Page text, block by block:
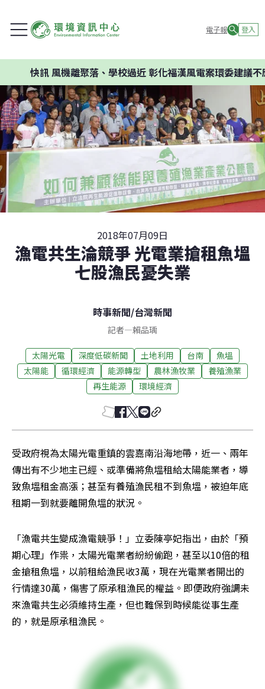
電子報 登入
風機離聚落、學校過近 彰化福漢風電案環委建議不應開發
2018年07月09日
漁電共生淪競爭 光電業搶租魚塭
七股漁民憂失業
時事新聞/台灣新聞
記者—賴品瑀
太陽光電 深度低碳新聞 土地利用 台南
魚塭
太陽能
循環經濟 能源轉型 農林漁牧業
養殖漁業
再生能源
環境經濟
受政府視為太陽光電重鎮的雲嘉南沿海地帶，近一、兩年
傳出有不少地主已經、或準備將魚塭租給太陽能業者，導
致魚塭租金高漲；甚至有養殖漁民租不到魚塭，被迫年底
租期一到就要離開魚塭的狀況。
「漁電共生變成漁電競爭！」立委陳亭妃指出，由於「預
期心理」作祟，太陽光電業者紛紛偷跑，甚至以10倍的租
金搶租魚塭，以前租給漁民收3萬，現在光電業者開出的
行情達30萬，傷害了原承租漁民的權益。即便政府強調未
來漁電共生必須維持生產，但也難保到時候能從事生產
的，就是原承租漁民。